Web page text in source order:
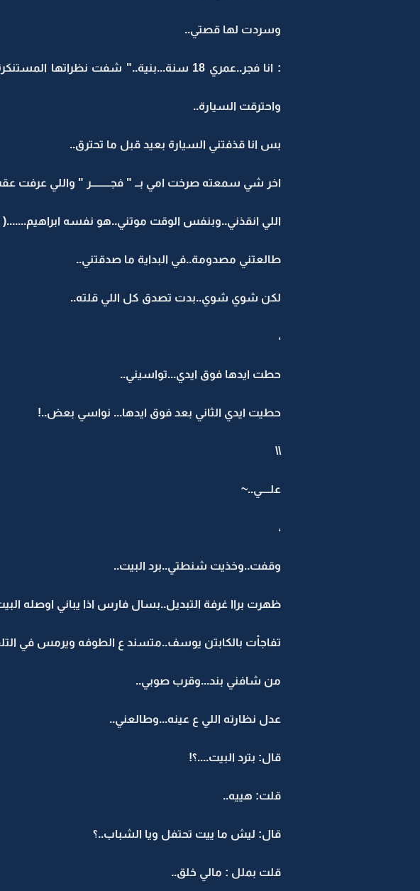
وسردت لها قصتي..
واحترقت السيارة..
بس انا قذفتني السيارة بعيد قبل ما تحترق..
اخر شي سمعته صرخت امي بــ " فجـــــــــر " واللي
اللي انقذني..وبنفس الوقت موتني..هو نفسه
طالعتني مصدومة..في البداية ما صدقتني..
لكن شوي شوي..بدت تصدق كل اللي قلته..
،
حطت ايدها فوق ايدي...تواسيني..
حطيت ايدي الثاني بعد فوق ايدها... نواسي بعض..!
\\
علــــي..~
،
وقفت..وخذيت شنطتي..برد البيت..
ظهرت براا غرفة التبديل..بسال فارس اذا يباني اوصله
تفاجأت بالكابتن يوسف..متسند ع الطوفه ويرمس في
من شافني بند...وقرب صوبي..
عدل نظارته اللي ع عينه...وطالعني..
قال: بترد البيت....؟!
قلت: هييه..
قال: ليش ما ييت تحتفل ويا الشباب..؟
قلت بملل : مالي خلق..